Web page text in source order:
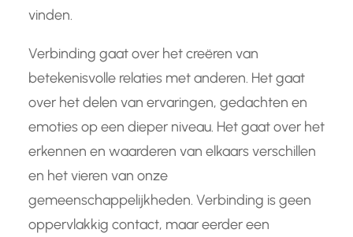
vinden.
Verbinding gaat over het creëren van
betekenisvolle relaties met anderen. Het gaat
over het delen van ervaringen, gedachten en
emoties op een dieper niveau. Het gaat over het
erkennen en waarderen van elkaars verschillen
en het vieren van onze
gemeenschappelijkheden. Verbinding is geen
oppervlakkig contact, maar eerder een